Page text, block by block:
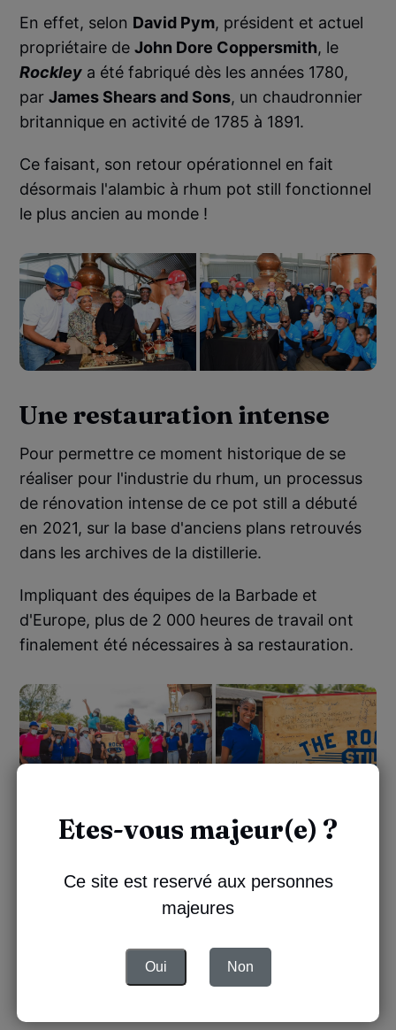
Etes-vous majeur(e) ?
Ce site est reservé aux personnes
majeures
Oui Non
En effet, selon David Pym, président et actuel
propriétaire deJohn Dore Coppersmith, le
Rockley a été fabriqué dès les années 1780,
parJames Shears and Sons, un chaudronnier
britannique en activité de 1785 à 1891.
Ce faisant, son retour opérationnel en fait
désormais l'alambic à rhum pot still fonctionnel
le plus ancien au monde !
Une restauration intense
Pour permettre ce moment historique de se
réaliser pour l'industrie du rhum, un processus
de rénovation intense de ce pot still a débuté
en 2021, sur la base d'anciens plans retrouvés
dans les archives de la distillerie.
Impliquant des équipes de la Barbade et
d'Europe, plus de 2 000 heures de travail ont
finalement été nécessaires à sa restauration.
Mai 2021 - Le Rockley quitte la Barbade